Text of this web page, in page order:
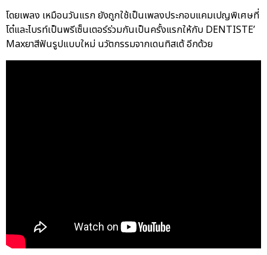
โดยเพลง เหมือนวันแรก ยังถูกใช้เป็นเพลงประกอบแคมเปญพิเศษที่
โต๋และไบรท์เป็นพรีเซ็นเตอร์ร่วมกันเป็นครั้งแรกให้กับ DENTISTE’
Maxยาสีฟันรูปแบบใหม่ นวัตกรรมจากเดนทิสเต้ อีกด้วย